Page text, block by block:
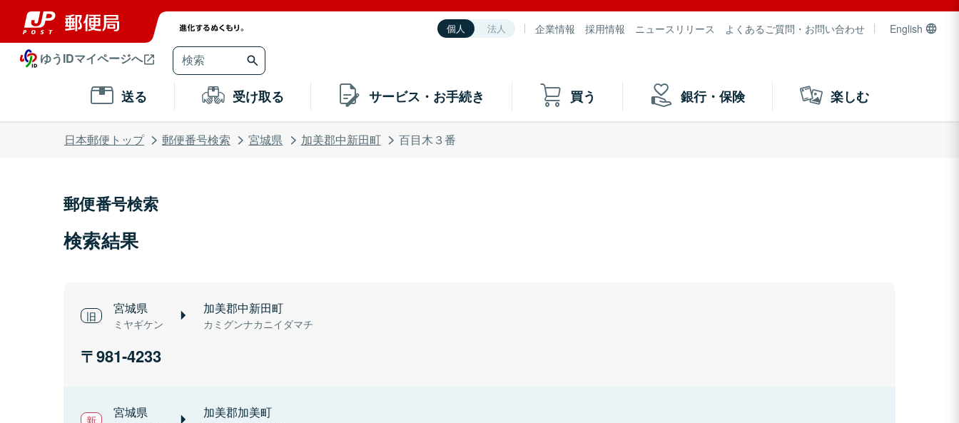
個人 法人 企業情報 採用情報 ニュースリリース よくあるご質問・お問い合わせ English
ゆうIDマイページへ
送る 受け取る サービス・お手続き 買う 銀行・保険 楽しむ
日本郵便トップ 郵便番号検索 宮城県 加美郡中新田町 百目木３番
郵便番号検索
検索結果
宮城県
ミヤギケン
加美郡中新田町
カミグンナカニイダマチ
981-4233
宮城県 加美郡加美町